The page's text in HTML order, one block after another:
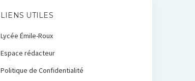
LIENS UTILES
Lycée Émile-Roux
Espace rédacteur
Politique de Confidentialité